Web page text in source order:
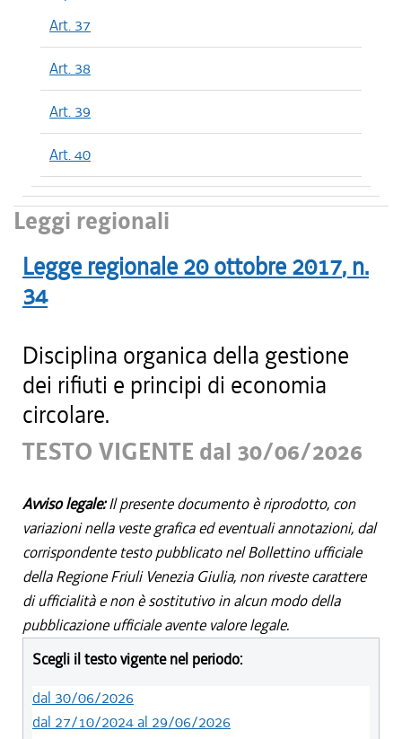
Art. 37
Art. 38
Art. 39
Art. 40
Leggi regionali
Legge regionale 20 ottobre 2017, n.
34
Disciplina organica della gestione
dei rifiuti e principi di economia
circolare.
TESTO VIGENTE dal 30/06/2026
Avviso legale:Il presente documento è riprodotto, con
variazioni nella veste grafica ed eventuali annotazioni, dal
corrispondente testo pubblicato nel Bollettino ufficiale
della Regione Friuli Venezia Giulia, non riveste carattere
di ufficialità e non è sostitutivo in alcun modo della
pubblicazione ufficiale avente valore legale.
Scegli il testo vigente nel periodo:
dal 30/06/2026
dal 27/10/2024 al 29/06/2026